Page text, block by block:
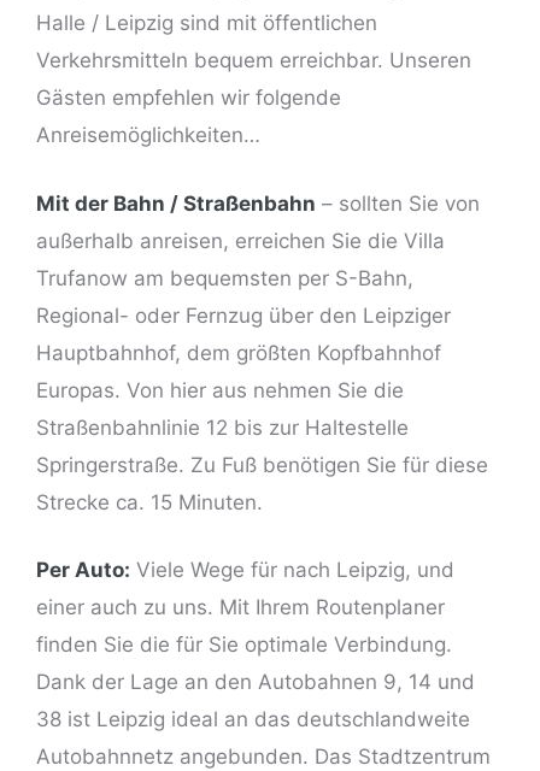
Halle / Leipzig sind mit öffentlichen
Verkehrsmitteln bequem erreichbar. Unseren
Gästen empfehlen wir folgende
Anreisemöglichkeiten…
Mit der Bahn / Straßenbahn – sollten Sie von
außerhalb anreisen, erreichen Sie die Villa
Trufanow am bequemsten per S-Bahn,
Regional- oder Fernzug über den Leipziger
Hauptbahnhof, dem größten Kopfbahnhof
Europas. Von hier aus nehmen Sie die
Straßenbahnlinie 12 bis zur Haltestelle
Springerstraße. Zu Fuß benötigen Sie für diese
Strecke ca. 15 Minuten.
Per Auto: Viele Wege für nach Leipzig, und
einer auch zu uns. Mit Ihrem Routenplaner
finden Sie die für Sie optimale Verbindung.
Dank der Lage an den Autobahnen 9, 14 und
38 ist Leipzig ideal an das deutschlandweite
Autobahnnetz angebunden. Das Stadtzentrum